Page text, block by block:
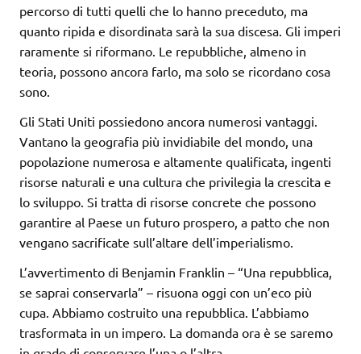
percorso di tutti quelli che lo hanno preceduto, ma
quanto ripida e disordinata sarà la sua discesa. Gli imperi
raramente si riformano. Le repubbliche, almeno in
teoria, possono ancora farlo, ma solo se ricordano cosa
sono.
Gli Stati Uniti possiedono ancora numerosi vantaggi.
Vantano la geografia più invidiabile del mondo, una
popolazione numerosa e altamente qualificata, ingenti
risorse naturali e una cultura che privilegia la crescita e
lo sviluppo. Si tratta di risorse concrete che possono
garantire al Paese un futuro prospero, a patto che non
vengano sacrificate sull’altare dell’imperialismo.
L’avvertimento di Benjamin Franklin – “Una repubblica,
se saprai conservarla” – risuona oggi con un’eco più
cupa. Abbiamo costruito una repubblica. L’abbiamo
trasformata in un impero. La domanda ora è se saremo